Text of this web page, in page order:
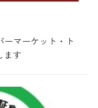
ーマーケット・ト
ます